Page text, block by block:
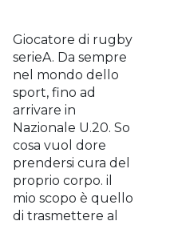
Giocatore di rugby
serieA. Da sempre
nel mondo dello
sport, fino ad
arrivare in
Nazionale U.20. So
cosa vuol dore
prendersi cura del
proprio corpo. il
mio scopo è quello
di trasmettere al